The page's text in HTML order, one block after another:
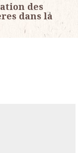
des
dans la